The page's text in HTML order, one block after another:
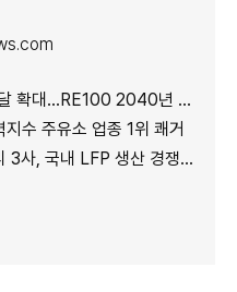
…RE100 2040년 달성 목표
수 주유소 업종 1위 쾌거
산 경쟁...AIDC·3차 ESS 시장 정조준